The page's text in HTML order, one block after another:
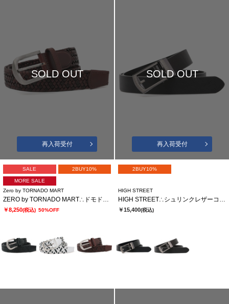
SOLD OUT
再入荷受付
SALE 2BUY10%
MORE SALE
Zero by TORNADO MART
ZERO by TORNADO MART∴ドモドッソラストレッチメッシュベルト
￥8,250(税込) 50%OFF
SOLD OUT
再入荷受付
2BUY10%
HIGH STREET
HIGH STREET∴シュリンクレザーコンフォートベルト
￥15,400(税込)